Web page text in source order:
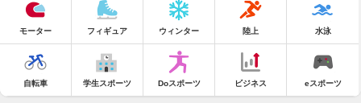
モーター フィギュア ウィンター 陸上 水泳
自転車 学生スポーツ Doスポーツ ビジネス eスポーツ